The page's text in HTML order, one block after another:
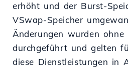
erhöht und der Burst-
VSwap-Speicher
Änderungen wurden ohne
durchgeführt und gelten
diese Dienstleistungen in